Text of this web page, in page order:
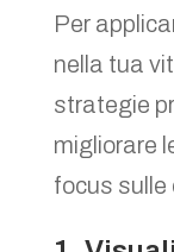
Per
nella tua
strategie
migliorare
focus sulle